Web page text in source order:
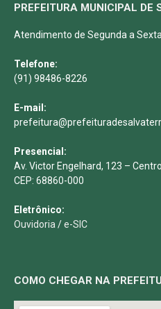
PREFEITURA MUNICIPAL DE
Atendimento de Segunda a
Telefone:
(91) 98486-8226
E-mail:
Presencial:
Av. Victor Engelhard, 123 –
CEP: 68860-000
Eletrônico:
Ouvidoria /e-SIC
COMO CHEGAR NA